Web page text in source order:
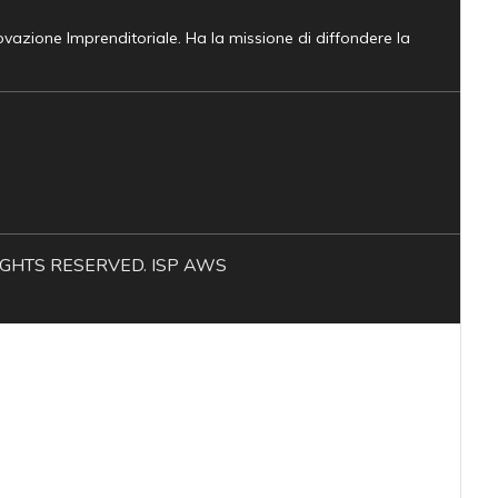
Imprenditoriale. Ha la missione di diffondere la
RESERVED. ISP AWS